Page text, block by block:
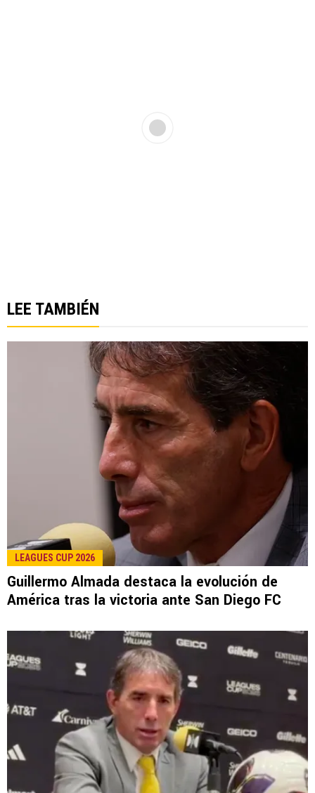
LEE TAMBIÉN
LEAGUES CUP 2026
Guillermo Almada destaca la evolución de
América tras la victoria ante San Diego FC